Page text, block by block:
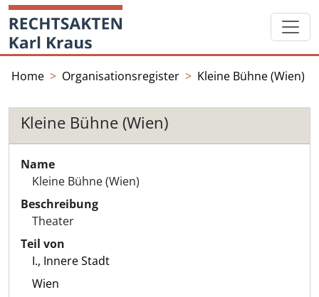
Skip
content
Startseite
Home Organisationsregister Kleine Bühne (Wien)
Kleine Bühne (Wien)
Name
Kleine Bühne (Wien)
Beschreibung
Theater
Teil von
I., Innere Stadt
Wien